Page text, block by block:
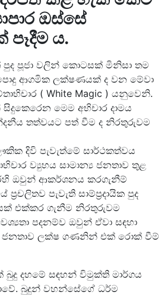
ඔස්සේ
ය.
පූජා වලින් කොටසක් මිනිසා තම
ආගමික ලක්ෂණයක් ද වන මේවා
( White Magic ) යනුවෙනි.
මෙම අභිචාර දාමය
තත්වයට පත් වීම ද නිරතුරුවම
දිවි පැවැත්මේ සාර්ථකත්වය
ව්‍යුහය සාමාන්‍ය ජනතාව තුළ
ඔවුන් ආකර්ශනය කරගැනීම්
පැවැති සාම්ප්‍රදායික පුද
එක්කර ගැනීම නිරතුරුවම
පදනම්ව ඔවුන් ඒවා සඳහා
ජනතාව ලක්ෂ ගණනින් එක් රොක් වීම්
දහමේ සඳහන් විමුක්ති මාර්ගය
බුදුන් වහන්සේගේ ධර්ම